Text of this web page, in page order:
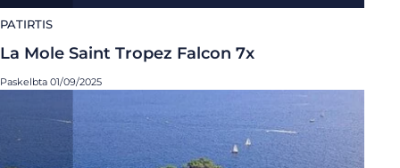
PATIRTIS
La Mole Saint Tropez Falcon 7x
Paskelbta 01/09/2025